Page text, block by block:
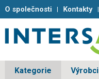
O společnosti Kontakty
Kategorie Výrobci